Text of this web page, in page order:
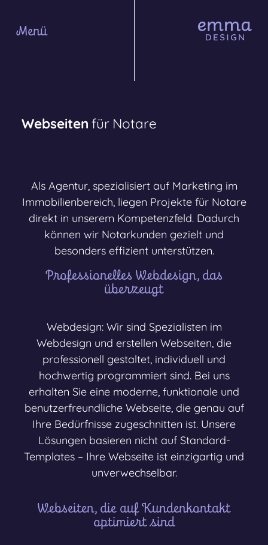
Menü
Webseiten für Notare
Als Agentur, spezialisiert auf Marketing im
Immobilienbereich, liegen Projekte für Notare
direkt in unserem Kompetenzfeld. Dadurch
können wir Notarkunden gezielt und
besonders effizient unterstützen.
Professionelles Webdesign, das
überzeugt
Webdesign: Wir sind Spezialisten im
Webdesign und erstellen Webseiten, die
professionell gestaltet, individuell und
hochwertig programmiert sind. Bei uns
erhalten Sie eine moderne, funktionale und
benutzerfreundliche Webseite, die genau auf
Ihre Bedürfnisse zugeschnitten ist. Unsere
Lösungen basieren nicht auf Standard-
Templates – Ihre Webseite ist einzigartig und
unverwechselbar.
Webseiten, die auf Kundenkontakt
optimiert sind